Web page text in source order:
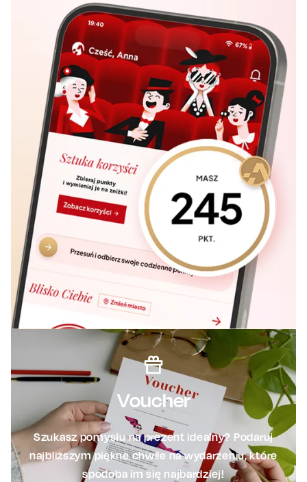
Voucher
Szukasz pomysłu na prezent idealny? Podaruj
najbliższym piękne chwile na wydarzeniu, które
spodoba im się najbardziej!